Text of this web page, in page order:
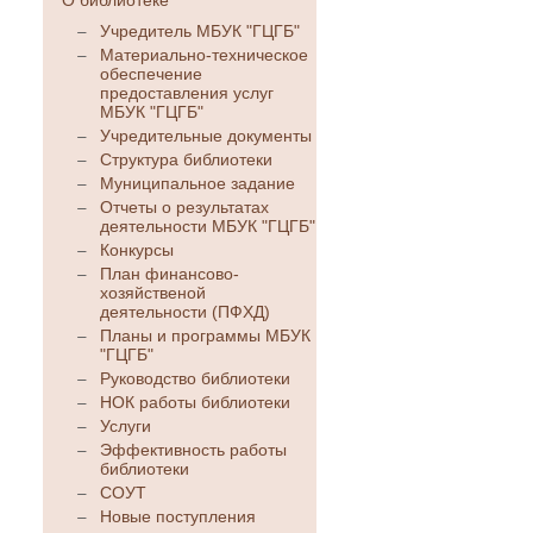
Учредитель МБУК "ГЦГБ"
Материально-техническое
обеспечение
предоставления услуг
МБУК "ГЦГБ"
Учредительные документы
Структура библиотеки
Муниципальное задание
Отчеты о результатах
деятельности МБУК "ГЦГБ"
Конкурсы
План финансово-
хозяйственой
деятельности (ПФХД)
Планы и программы МБУК
"ГЦГБ"
Руководство библиотеки
НОК работы библиотеки
Услуги
Эффективность работы
библиотеки
СОУТ
Новые поступления